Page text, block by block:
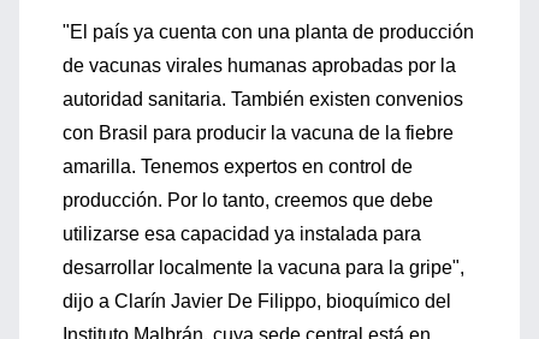
"El país ya cuenta con una planta de producción
de vacunas virales humanas aprobadas por la
autoridad sanitaria. También existen convenios
con Brasil para producir la vacuna de la fiebre
amarilla. Tenemos expertos en control de
producción. Por lo tanto, creemos que debe
utilizarse esa capacidad ya instalada para
desarrollar localmente la vacuna para la gripe",
dijo a Clarín Javier De Filippo, bioquímico del
Instituto Malbrán, cuya sede central está en